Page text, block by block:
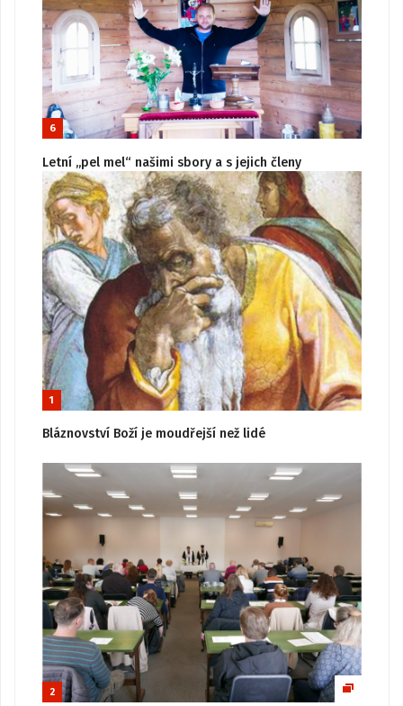
6
Letní „pel mel“ našimi sbory a s jejich členy
1
Bláznovství Boží je moudřejší než lidé
2